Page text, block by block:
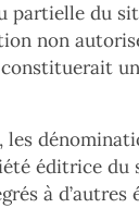
du
non
éditrice du
à d’autres